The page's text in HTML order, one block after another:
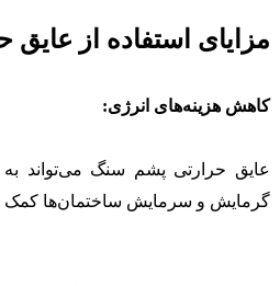
مزایای استفاده از
کاهش هزینه‌های انرژی:
عایق حرارتی پشم سنگ می‌تواند
گرمایش و سرمایش ساختمان‌ها کمک